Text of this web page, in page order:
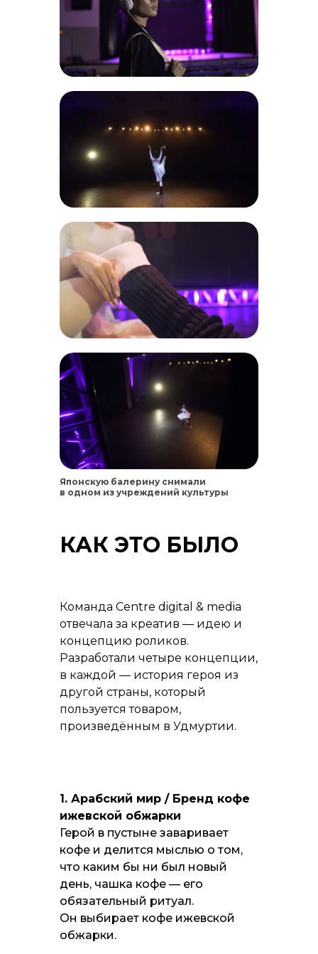
Японскую балерину снимали
в одном из учреждений культуры
Команда Centre digital & media
отвечала за креатив — идею и
концепцию роликов.
Разработали четыре концепции,
в каждой — история героя из
другой страны, который
пользуется товаром,
произведённым в Удмуртии.
КАК ЭТО БЫЛО
1. Арабский мир / Бренд кофе
ижевской обжарки
Герой в пустыне заваривает
кофе и делится мыслью о том,
что каким бы ни был новый
день, чашка кофе — его
обязательный ритуал.
Он выбирает кофе ижевской
обжарки.